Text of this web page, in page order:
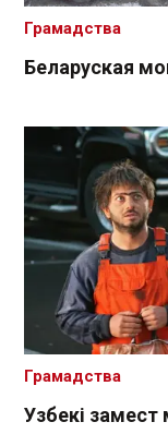
Беларуская
Грамадства
Узбекі замест
Грамадства